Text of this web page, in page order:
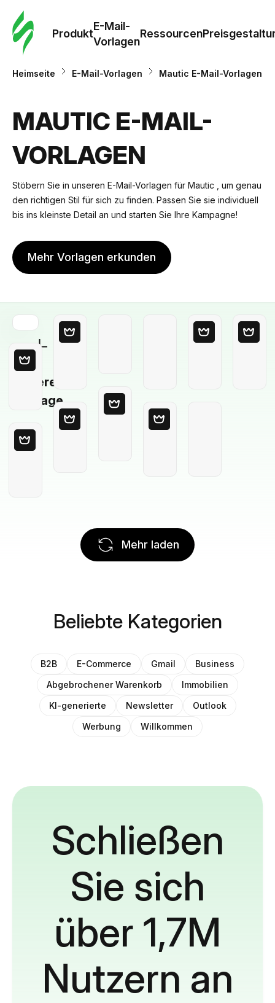
Produkt
E-Mail-
Vorlagen
Ressourcen
Heimseite E-Mail-Vorlagen Mautic E-Mail-Vorlagen
MAUTIC E-MAIL-
VORLAGEN
Stöbern Sie in unseren E-Mail-Vorlagen für Mautic , um genau
den richtigen Stil für sich zu finden. Passen Sie sie individuell
bis ins kleinste Detail an und starten Sie Ihre Kampagne!
Mehr Vorlagen erkunden
Leere
Vorlage
Mehr laden
Beliebte Kategorien
B2B E-Commerce Gmail
Business
Abgebrochener Warenkorb
Immobilien
KI-generierte
Newsletter
Outlook
Werbung
Willkommen
Schließen
Sie sich
über 1,7M
Nutzern an